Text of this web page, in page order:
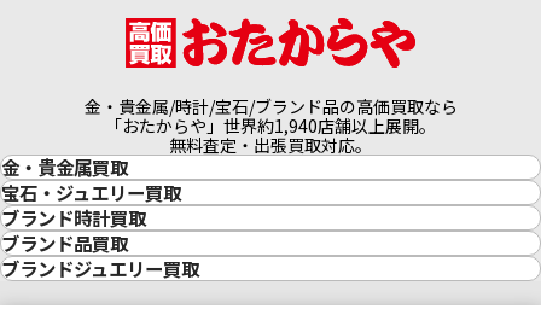
プラチナ850 (Pt850) ネックレス
円
プラチナ
3.2g
29,600円
金・貴金属/時計/宝石/ブランド品の高価買取なら
「おたからや」世界約1,940店舗以上展開。
無料査定・出張買取対応。
金・貴金属買取
金買取
金の相場価格情報
金の参考買取価格一覧
インゴット買取
インゴットの相場価格情報
宝石・ジュエリー買取
宝石・ジュエリー買取
ダイヤモンド買取
ダイヤモンド・宝石の参考価格一覧
リング・結婚指輪買取
ブランド時計買取
時計買取
ロレックス買取
ロレックス デイトナ買取
ブランド品買取
ブランド買取
ブランドジュエリー買取